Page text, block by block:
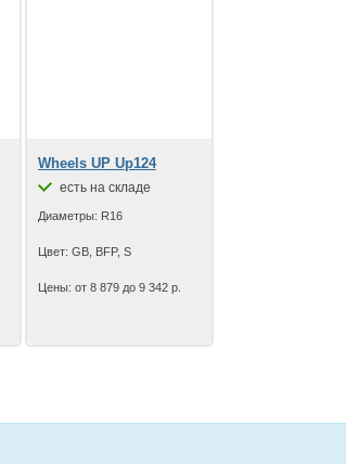
Wheels UP Up124
есть на складе
Диаметры: R16
Цвет: GB, BFP, S
Цены: от 8 879 до 9 342 р.